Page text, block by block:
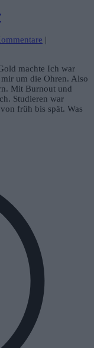
|
machte Ich war
um die Ohren. Also
Mit Burnout und
Studieren war
früh bis spät. Was